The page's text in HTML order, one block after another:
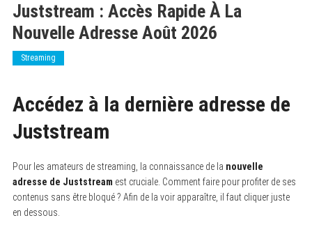
Juststream : Accès Rapide À La
Nouvelle Adresse Août 2026
Streaming
Accédez à la dernière adresse de
Juststream
Pour les amateurs de streaming, la connaissance de la nouvelle
adresse de Juststream est cruciale. Comment faire pour profiter de ses
contenus sans être bloqué ? Afin de la voir apparaître, il faut cliquer juste
en dessous.